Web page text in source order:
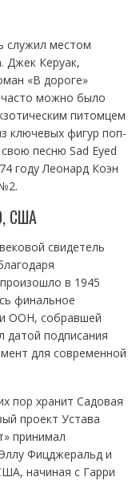
служил местом
Джек Керуак,
«В дороге»
часто можно было
питомцем
ключевых фигур поп-
песню Sad Eyed
году Леонард Коэн
США
свидетель
в 1945
финальное
ООН, собравшей
датой подписания
для современной
пор хранит Садовая
проект Устава
принимал
Фицджеральд и
начиная с Гарри